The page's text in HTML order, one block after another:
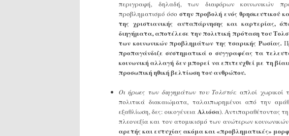
περιγραφή, δηλαδή, των διαφόρων κοινωνικών
προβληματισμό όσο στην προβολή ενός θρησκευτικού
της χριστιανικής αυταπάρνησης και καρτερίας,
διηγήματα, αποτέλεσε την πολιτική πρόταση του
των κοινωνικών προβλημάτων της τσαρικής Ρωσίας.
προπαγάνδιζε συστηματικά ο συγγραφέας τα
κοινωνική αλλαγή δεν μπορεί να επιτευχθεί με τη
προσωπική ηθική βελτίωση του ανθρώπου.
Οι ήρωες των διηγημάτων του Τολστόι: απλοί χωρικοί
πολιτικά διακαιώματα, ταλαιπωρημένοι από την
εξαθλίωση, δες: οικογένεια Αλιόσα). Αντιπαραθέτοντας
πλεονεξία και τον ατομικισμό των ανώτερων
αρετής και ευτυχίας ακόμα και «προβληματικές»